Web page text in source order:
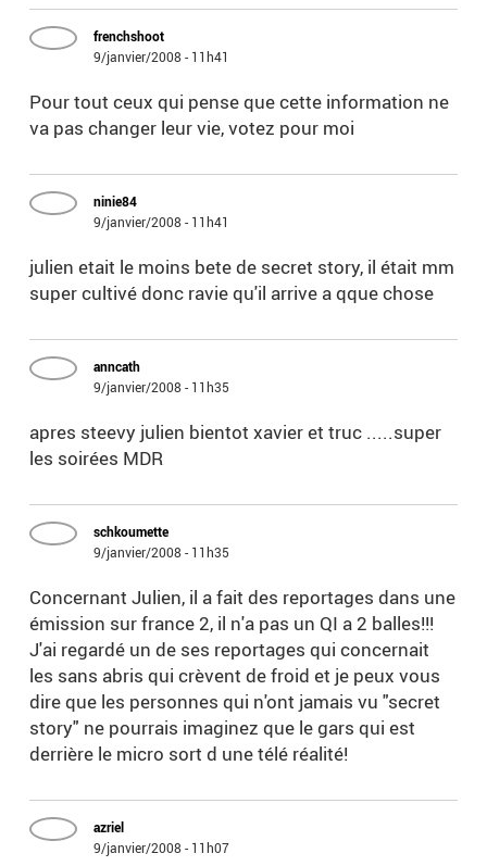
frenchshoot
9/janvier/2008 - 11h41
Pour tout ceux qui pense que cette information ne
va pas changer leur vie, votez pour moi
ninie84
9/janvier/2008 - 11h41
julien etait le moins bete de secret story, il était mm
super cultivé donc ravie qu'il arrive a qque chose
anncath
9/janvier/2008 - 11h35
apres steevy julien bientot xavier et truc .....super
les soirées MDR
schkoumette
9/janvier/2008 - 11h35
Concernant Julien, il a fait des reportages dans une
émission sur france 2, il n'a pas un QI a 2 balles!!!
J'ai regardé un de ses reportages qui concernait
les sans abris qui crèvent de froid et je peux vous
dire que les personnes qui n'ont jamais vu "secret
story" ne pourrais imaginez que le gars qui est
derrière le micro sort d une télé réalité!
azriel
9/janvier/2008 - 11h07